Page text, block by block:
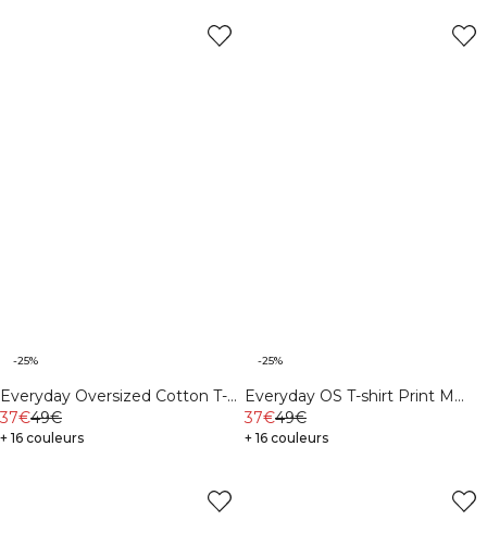
-25%
Everyday Oversized Cotton T-
shirt Print Black
37€49€
+ 16 couleurs
-25%
Everyday OS T-shirt Print M
Midnight Blue
37€49€
+ 16 couleurs